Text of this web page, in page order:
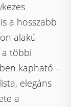
a hosszabb
alakú
a többi
kapható –
elegáns
a